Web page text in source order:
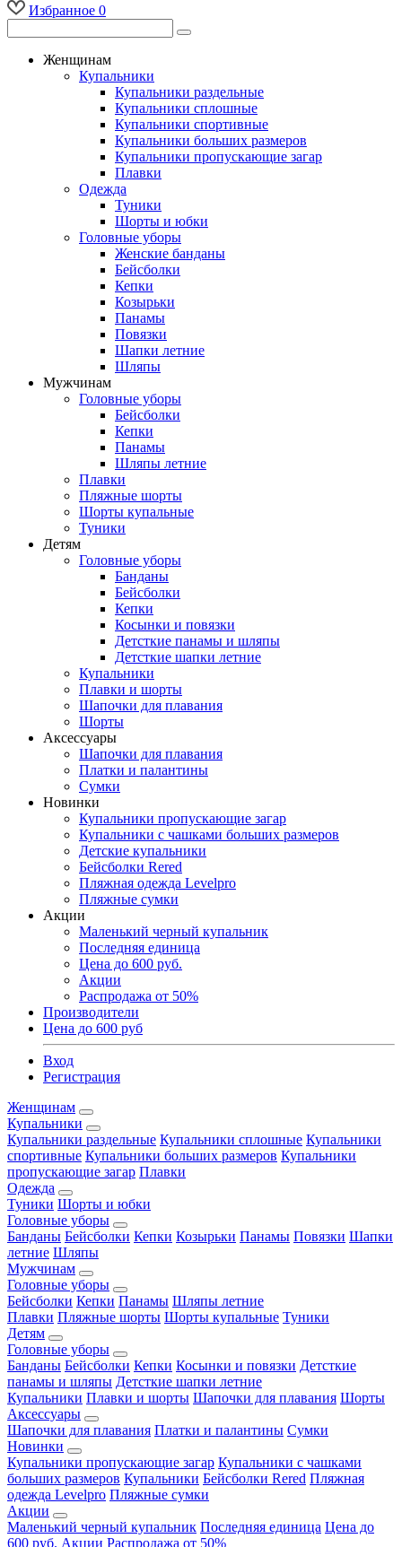
Избранное 0
Женщинам
Купальники
Купальники раздельные
Купальники сплошные
Купальники спортивные
Купальники больших размеров
Купальники пропускающие загар
Плавки
Одежда
Туники
Шорты и юбки
Головные уборы
Женские банданы
Бейсболки
Кепки
Козырьки
Панамы
Повязки
Шапки летние
Шляпы
Мужчинам
Головные уборы
Бейсболки
Кепки
Панамы
Шляпы летние
Плавки
Пляжные шорты
Шорты купальные
Туники
Детям
Головные уборы
Банданы
Бейсболки
Кепки
Косынки и повязки
Детсткие панамы и шляпы
Детсткие шапки летние
Купальники
Плавки и шорты
Шапочки для плавания
Шорты
Аксессуары
Шапочки для плавания
Платки и палантины
Сумки
Новинки
Купальники пропускающие загар
Купальники с чашками больших размеров
Детские купальники
Бейсболки Rered
Пляжная одежда Levelpro
Пляжные сумки
Акции
Маленький черный купальник
Последняя единица
Цена до 600 руб.
Акции
Распродажа от 50%
Производители
Цена до 600 руб
Вход
Регистрация
Женщинам
Купальники
Купальники раздельные Купальники сплошные Купальники
спортивные Купальники больших размеров Купальники
пропускающие загар Плавки
Одежда
Туники Шорты и юбки
Головные уборы
Банданы Бейсболки Кепки Козырьки Панамы Повязки Шапки
летние Шляпы
Мужчинам
Головные уборы
Бейсболки Кепки Панамы Шляпы летние
Плавки Пляжные шорты Шорты купальные Туники
Детям
Головные уборы
Банданы Бейсболки Кепки Косынки и повязки Детсткие
панамы и шляпы Детсткие шапки летние
Купальники Плавки и шорты Шапочки для плавания Шорты
Аксессуары
Шапочки для плавания Платки и палантины Сумки
Новинки
Купальники пропускающие загар Купальники с чашками
больших размеров Купальники Бейсболки Rered Пляжная
одежда Levelpro Пляжные сумки
Акции
Маленький черный купальник Последняя единица Цена до
600 руб. Акции Распродажа от 50%